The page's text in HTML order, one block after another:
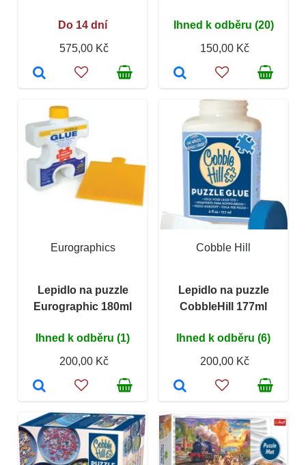
Do 14 dní
575,00 Kč
Ihned k odběru (20)
150,00 Kč
Eurographics
Lepidlo na puzzle
Eurographic 180ml
Ihned k odběru (1)
200,00 Kč
Cobble Hill
Lepidlo na puzzle
CobbleHill 177ml
Ihned k odběru (6)
200,00 Kč